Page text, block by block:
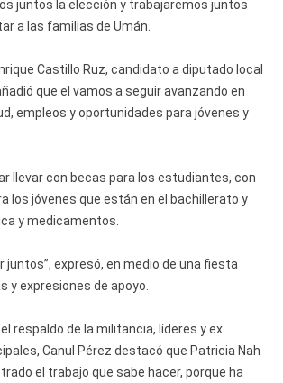
juntos la elección y trabajaremos juntos
a las familias de Umán.
Castillo Ruz, candidato a diputado local
que el vamos a seguir avanzando en
empleos y oportunidades para jóvenes y
llevar con becas para los estudiantes, con
los jóvenes que están en el bachillerato y
y medicamentos.
juntos”, expresó, en medio de una fiesta
y expresiones de apoyo.
respaldo de la militancia, líderes y ex
Canul Pérez destacó que Patricia Nah
el trabajo que sabe hacer, porque ha